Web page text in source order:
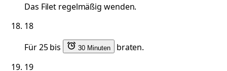
Das Filet regelmäßig wenden.
18
Für 25 bis
30 Minuten
braten.
19